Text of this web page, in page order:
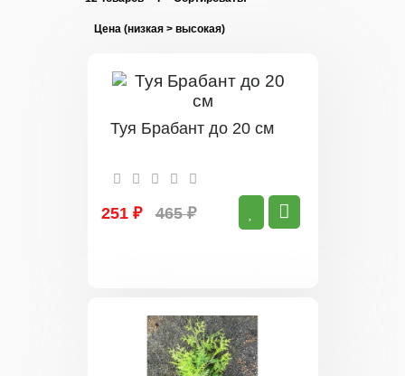
Туя Брабант до 20 см
251 ₽ 465 ₽